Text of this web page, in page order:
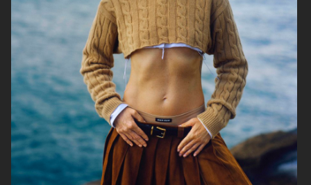
BØRSEN CIRCLEZEROEIGHT